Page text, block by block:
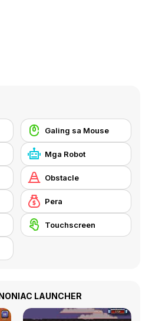
Galing sa Mouse
Mga Robot
Obstacle
Pera
Touchscreen
LAUNCHER